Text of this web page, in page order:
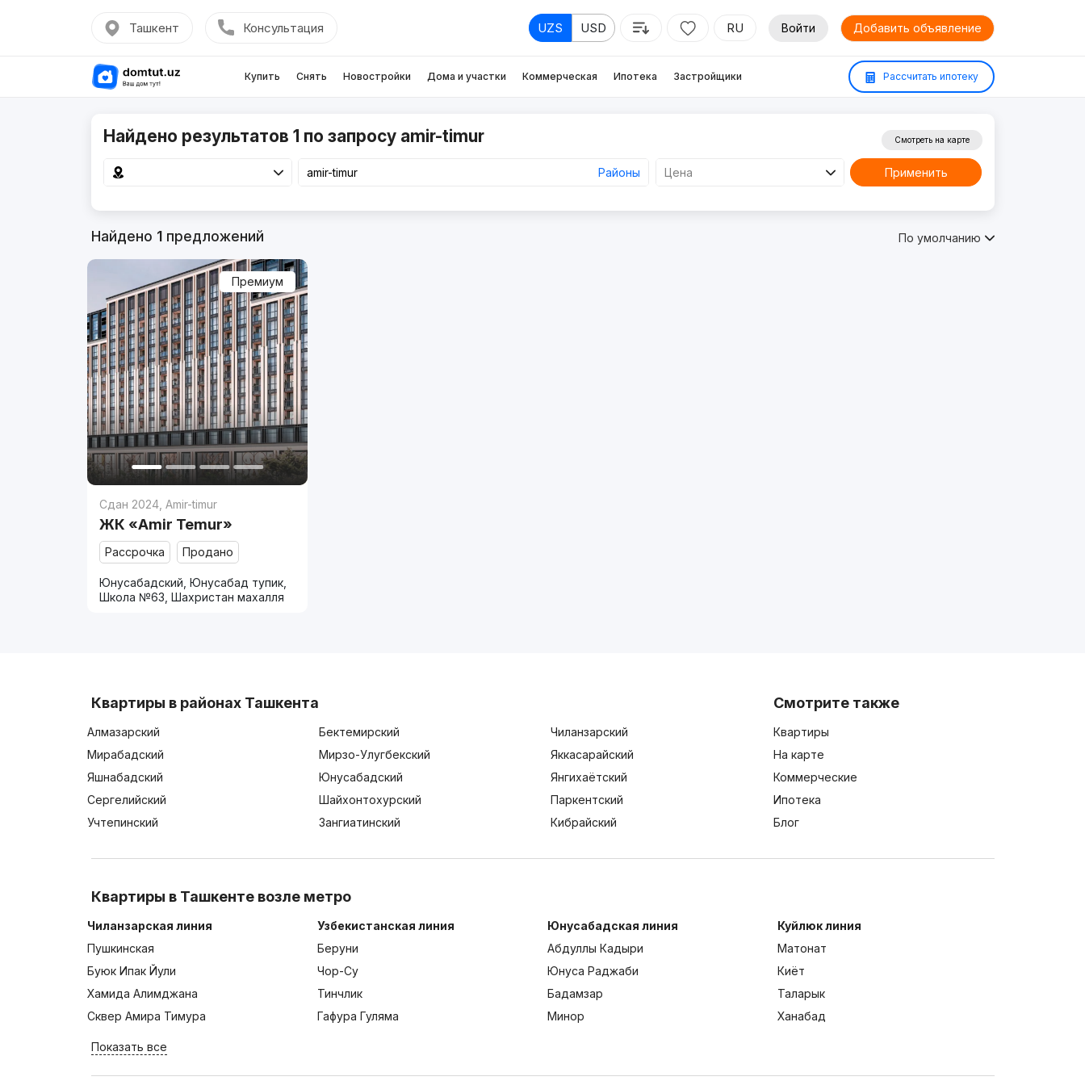
Ташкент Консультация UZS USD RU Войти Добавить объявление
Купить Снять Новостройки Дома и участки Коммерческая Ипотека Застройщики Рассчитать ипотеку
Найдено результатов 1 по запросу amir-timur
Районы Цена
Смотреть на карте
Применить
Найдено 1предложений По умолчанию
Премиум
Сдан 2024 ,Amir-timur
ЖК «Amir Temur»
Рассрочка Продано
Юнусабадский, Юнусабад тупик,
Школа №63, Шахристан махалля
Квартиры в районах Ташкента
Алмазарский Бектемирский
Чиланзарский
Мирабадский
Мирзо-Улугбекский
Яккасарайский
Яшнабадский
Юнусабадский
Янгихаётский
Сергелийский
Шайхонтохурский
Паркентский
Учтепинский
Зангиатинский Кибрайский
Смотрите также
Квартиры
На карте
Коммерческие
Ипотека
Блог
Квартиры в Ташкенте возле метро
Чиланзарская линия
Пушкинская
Буюк Ипак Йули
Хамида Алимджана
Сквер Амира Тимура
Узбекистанская линия
Беруни
Чор-Су
Тинчлик
Гафура Гуляма
Юнусабадская линия
Абдуллы Кадыри
Юнуса Раджаби
Бадамзар
Минор
Куйлюк линия
Матонат
Киёт
Таларык
Ханабад
Показать все